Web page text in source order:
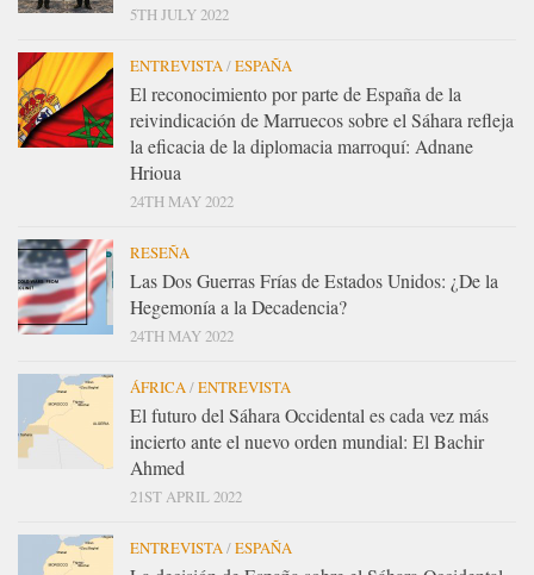
5TH JULY 2022
ENTREVISTA/ESPAÑA
El reconocimiento por parte de España de la
reivindicación de Marruecos sobre el Sáhara refleja
la eficacia de la diplomacia marroquí: Adnane
Hrioua
24TH MAY 2022
RESEÑA
Las Dos Guerras Frías de Estados Unidos: ¿De la
Hegemonía a la Decadencia?
24TH MAY 2022
ÁFRICA/ENTREVISTA
El futuro del Sáhara Occidental es cada vez más
incierto ante el nuevo orden mundial: El Bachir
Ahmed
21ST APRIL 2022
ENTREVISTA/ESPAÑA